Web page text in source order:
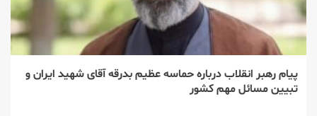
پیام رهبر انقلاب درباره حماسه عظیم بدرقه آقای شهید ایران و
تبیین مسائل مهم کشور